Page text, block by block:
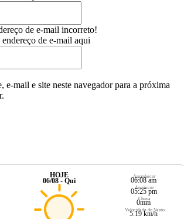
de e-mail incorreto!
de e-mail aqui
e-mail e site neste navegador para a próxima
HOJE
06/08 - Qui
Amanhecer
06:08 am
Anoitecer
05:25 pm
Chuva
0mm
Velocidade do Vento
5.19 km/h